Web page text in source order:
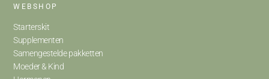
WEBSHOP
Starterskit
Supplementen
Samengestelde pakketten
Moeder & Kind